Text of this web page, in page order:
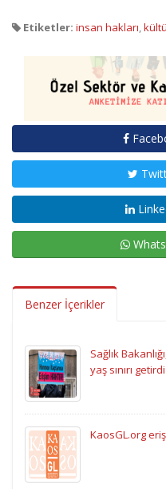
Etiketler: insan hakları,
Benzer İçerikler
Sağlık
yaş sınırı getirdi
KaosGL.org